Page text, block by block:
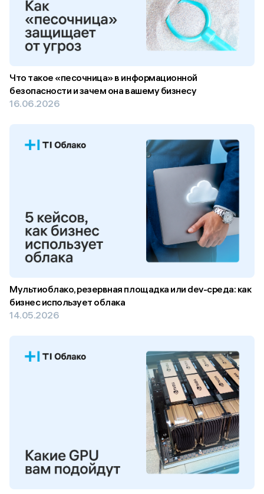
Что такое «песочница» в информационной
безопасности и зачем она вашему бизнесу
16.06.2026
Мультиоблако, резервная площадка или dev-среда: как
бизнес использует облака
14.05.2026